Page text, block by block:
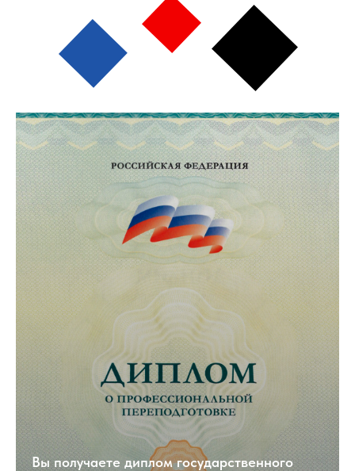
Вы получаете диплом государственного